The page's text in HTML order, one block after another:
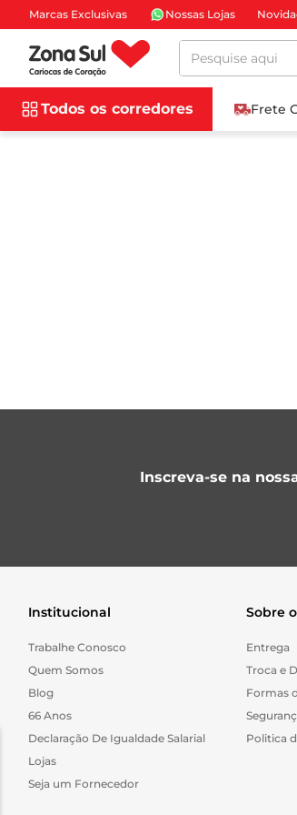
Marcas Exclusivas Nossas Lojas
Pesquise aqui
Todos os corredores Frete
Inscreva-se na
Institucional
Trabalhe Conosco
Quem Somos
Blog
66 Anos
Declaração De Igualdade Salarial
Lojas
Seja um Fornecedor
Sobre
Entrega
Troca e
Formas
Politica